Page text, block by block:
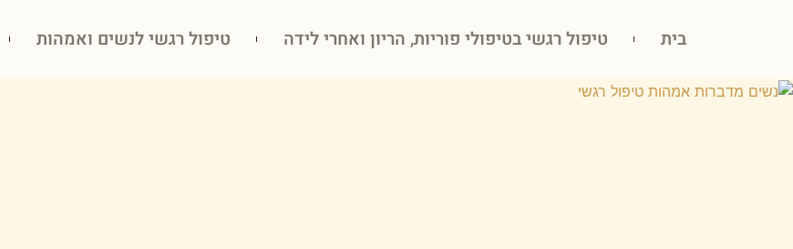
בית טיפול רגשי בטיפולי פוריות, הריון ואחרי לידה טיפול רגשי לנשים ואמהות